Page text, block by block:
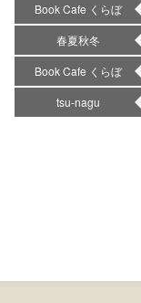
Book Cafe くらぼ
春夏秋冬
Book Cafe くらぼ
tsu-nagu